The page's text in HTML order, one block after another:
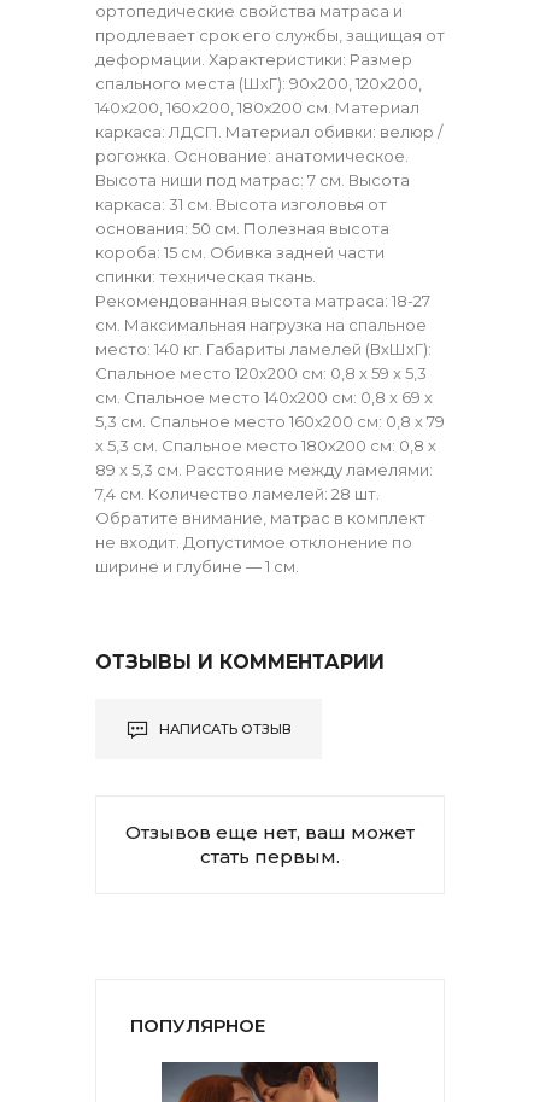
ортопедические свойства матраса и
продлевает срок его службы, защищая от
деформации. Характеристики: Размер
спального места (ШхГ): 90х200, 120х200,
140х200, 160х200, 180х200 см. Материал
каркаса: ЛДСП. Материал обивки: велюр /
рогожка. Основание: анатомическое.
Высота ниши под матрас: 7 см. Высота
каркаса: 31 см. Высота изголовья от
основания: 50 см. Полезная высота
короба: 15 см. Обивка задней части
спинки: техническая ткань.
Рекомендованная высота матраса: 18-27
см. Максимальная нагрузка на спальное
место: 140 кг. Габариты ламелей (ВхШхГ):
Спальное место 120х200 см: 0,8 х 59 х 5,3
см. Спальное место 140х200 см: 0,8 х 69 х
5,3 см. Спальное место 160х200 см: 0,8 х 79
х 5,3 см. Спальное место 180х200 см: 0,8 х
89 х 5,3 см. Расстояние между ламелями:
7,4 см. Количество ламелей: 28 шт.
Обратите внимание, матрас в комплект
не входит. Допустимое отклонение по
ширине и глубине — 1 см.
ОТЗЫВЫ И КОММЕНТАРИИ
НАПИСАТЬ ОТЗЫВ
Отзывов еще нет, ваш может
стать первым.
ПОПУЛЯРНОЕ